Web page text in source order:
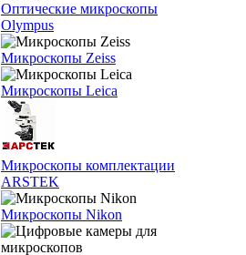
Оптические микроскопы
Olympus
Микроскопы Zeiss
Микроскопы Leica
Микроскопы комплектации
ARSTEK
Микроскопы Nikon